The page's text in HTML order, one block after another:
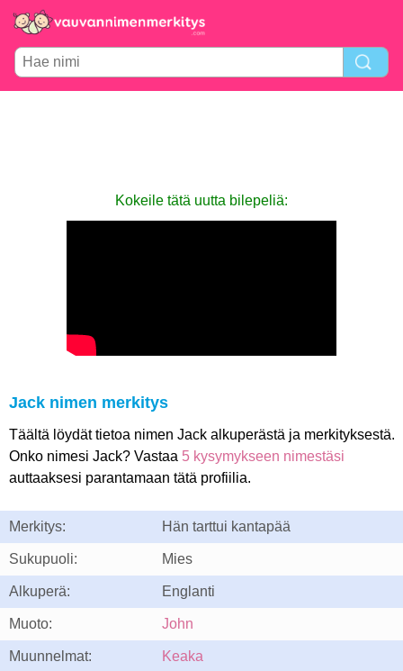
Kokeile tätä uutta bilepeliä:
Jack nimen merkitys
Täältä löydät tietoa nimen Jack alkuperästä ja merkityksestä.
Onko nimesi Jack? Vastaa 5 kysymykseen nimestäsi
auttaaksesi parantamaan tätä profiilia.
Merkitys: Hän tarttui kantapää
Sukupuoli: Mies
Alkuperä: Englanti
Muoto: John
Muunnelmat: Keaka